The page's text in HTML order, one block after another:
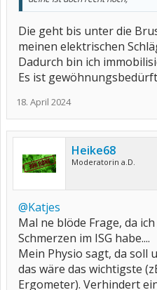
Die geht bis unter die
meinen elektrischen
Dadurch bin ich
Es ist
18. April 2024
Heike68
Moderatorin a.D.
@Katjes
Mal ne blöde Frage, da
Schmerzen im ISG habe....
Mein Physio sagt, da soll
das wäre das wichtigste
Ergometer). Verhindert